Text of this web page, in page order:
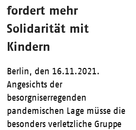
fordert mehr
Solidarität mit
Kindern
Berlin, den 16.11.2021.
Angesichts der
besorgniserregenden
pandemischen Lage müsse die
besonders verletzliche Gruppe